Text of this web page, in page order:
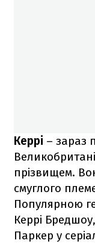
Керрі – зараз
прізвищем.
смуглого
Популярною
Керрі
Паркер у